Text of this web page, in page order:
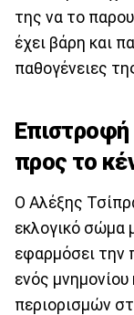
της να το
έχει βάρη και
παθογένειες
Επιστροφή
προς το
Ο Αλέξης
εκλογικό σώμα
εφαρμόσει την
ενός
περιορισμών